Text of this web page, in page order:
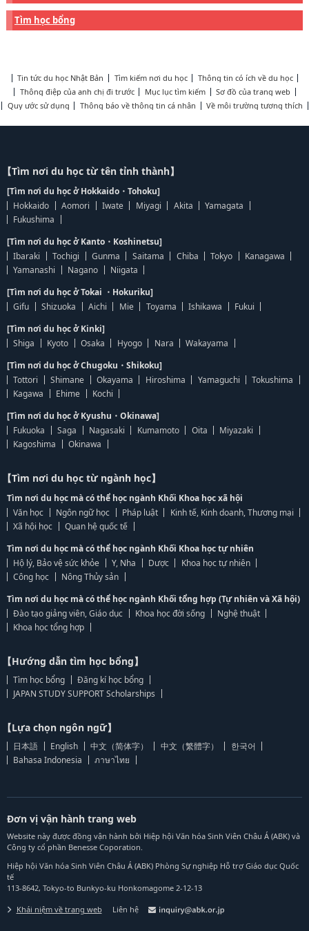
Tìm học bổng
Tin tức du học Nhật Bản Tìm kiếm nơi du học
Thông tin có ích về du học
Thông điệp của anh chị đi trước
Mục lục tìm kiếm
Sơ đồ của trang web
Quy ước sử dụng
Thông báo về thông tin cá nhân Về môi trường tương thích
【Tìm nơi du học từ tên tỉnh thành】
[Tìm nơi du học ở Hokkaido・Tohoku]
Hokkaido
Aomori Iwate Miyagi Akita
Yamagata
Fukushima
[Tìm nơi du học ở Kanto・Koshinetsu]
Ibaraki
Tochigi Gunma Saitama Chiba Tokyo
Kanagawa
Yamanashi
Nagano
Niigata
[Tìm nơi du học ở Tokai ・Hokuriku]
Gifu
Shizuoka Aichi Mie Toyama Ishikawa
Fukui
[Tìm nơi du học ở Kinki]
Shiga
Kyoto Osaka Hyogo Nara
Wakayama
[Tìm nơi du học ở Chugoku・Shikoku]
Tottori
Shimane Okayama Hiroshima Yamaguchi
Tokushima
Kagawa
Ehime
Kochi
[Tìm nơi du học ở Kyushu・Okinawa]
Fukuoka
Saga Nagasaki Kumamoto Oita
Miyazaki
Kagoshima
Okinawa
【Tìm nơi du học từ ngành học】
Tìm nơi du học mà có thể học ngành Khối Khoa học xã hội
Văn học
Ngôn ngữ học Pháp luật
Kinh tế, Kinh doanh, Thương mại
Xã hội học
Quan hệ quốc tế
Tìm nơi du học mà có thể học ngành Khối Khoa học tự nhiên
Hộ lý, Bảo vệ sức khỏe
Y, Nha Dược
Khoa học tự nhiên
Công học
Nông Thủy sản
Tìm nơi du học mà có thể học ngành Khối tổng hợp (Tự nhiên và Xã hội)
Đào tạo giảng viên, Giáo dục
Khoa học đời sống
Nghệ thuật
Khoa học tổng hợp
【Hướng dẫn tìm học bổng】
Tìm học bổng
Đăng kí học bổng
JAPAN STUDY SUPPORT Scholarships
【Lựa chọn ngôn ngữ】
日本語 English 中文（简体字） 中文（繁體字）
한국어
Bahasa Indonesia
ภาษาไทย
Đơn vị vận hành trang web
Website này được đồng vận hành bởi Hiệp hội Văn hóa Sinh Viên Châu Á (ABK) và
Công ty cổ phần Benesse Coporation.
Hiệp hội Văn hóa Sinh Viên Châu Á (ABK) Phòng Sự nghiệp Hỗ trợ Giáo dục Quốc
tế
113-8642, Tokyo-to Bunkyo-ku Honkomagome 2-12-13
Khái niệm về trang web Liên hệ